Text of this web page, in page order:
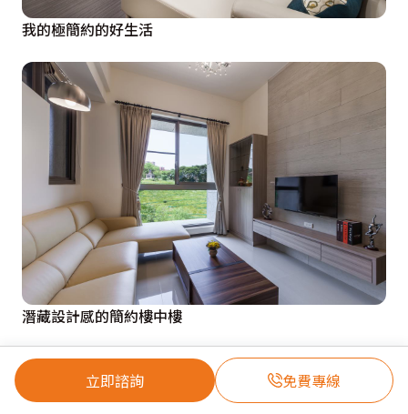
立即諮詢 免費專線
我的極簡約的好生活
潛藏設計感的簡約樓中樓